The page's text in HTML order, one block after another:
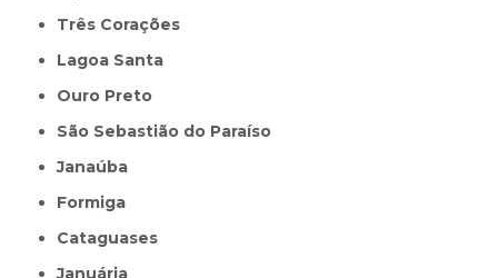
Três Corações
Lagoa Santa
Ouro Preto
São Sebastião do Paraíso
Janaúba
Formiga
Cataguases
Januária